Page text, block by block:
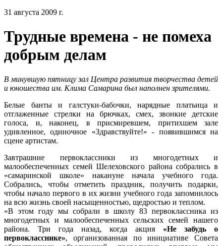
31 августа 2009 г.
Трудные времена - не помеха
добрым делам
В минувшую пятницу зал Центра развития творчества детей
и юношества им. Клима Самарина был наполнен зрителями.
Белые банты и галстуки-бабочки, нарядные платьица и
отглаженные стрелки на брючках, смех, звонкие детские
голоса, и, наконец, в присмиревшем, притихшем зале
удивленное, одиночное «Здравствуйте!» - появившимся на
сцене артистам.
Завтрашние первоклассники из многодетных и
малообеспеченных семей Шелеховского района собрались в
«самаринской школе» накануне начала учебного года.
Собрались, чтобы отметить праздник, получить подарки,
чтобы начало первого в их жизни учебного года запомнилось
на всю жизнь своей насыщенностью, щедростью и теплом.
«В этом году мы собрали в школу 83 первоклассника из
многодетных и малообеспеченных сельских семей нашего
района. Три года назад, когда акция «Не забудь о
первокласснике», организованная по инициативе Совета